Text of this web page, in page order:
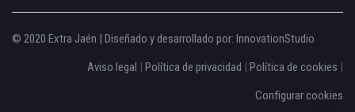
© 2020 Extra Jaén | Diseñado y desarrollado por: InnovationStudio
Aviso legal | Política de privacidad | Política de cookies |
Configurar cookies